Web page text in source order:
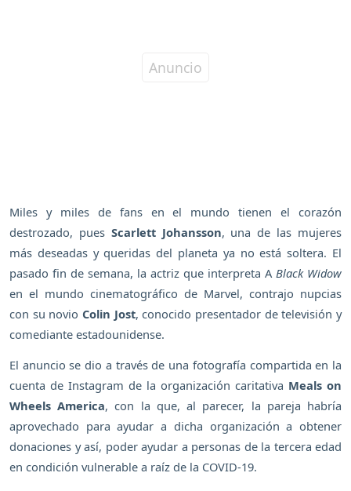
Miles y miles de fans en el mundo tienen el corazón
destrozado, pues Scarlett Johansson, una de las mujeres
más deseadas y queridas del planeta ya no está soltera. El
pasado fin de semana, la actriz que interpreta A Black Widow
en el mundo cinematográfico de Marvel, contrajo nupcias
con su novio Colin Jost, conocido presentador de televisión y
comediante estadounidense.
El anuncio se dio a través de una fotografía compartida en la
cuenta de Instagram de la organización caritativa Meals on
Wheels America, con la que, al parecer, la pareja habría
aprovechado para ayudar a dicha organización a obtener
donaciones y así, poder ayudar a personas de la tercera edad
en condición vulnerable a raíz de la COVID-19.